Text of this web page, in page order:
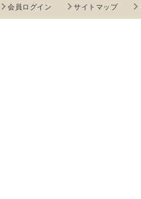
会員ログイン サイトマップ